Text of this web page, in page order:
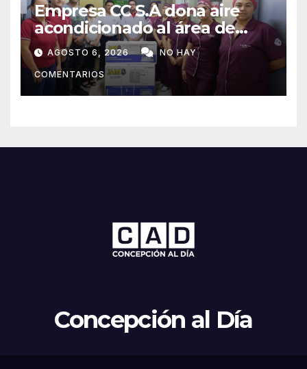
Empresa CC S.A dona aire
acondicionado al área de
maternidad del IPS de
Concepción
AGOSTO 6, 2026 NO HAY
COMENTARIOS
Concepción al Día